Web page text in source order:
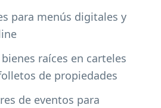
para menús digitales y
raíces en carteles
de propiedades
de eventos para